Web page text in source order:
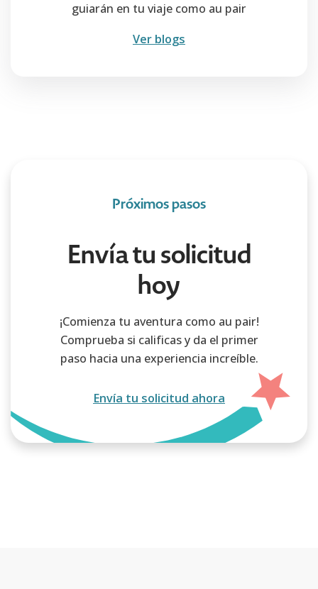
guiarán en tu viaje como au pair
Ver blogs
Próximos pasos
Envía tu solicitud
hoy
¡Comienza tu aventura como au pair!
Comprueba si calificas y da el primer
paso hacia una experiencia increíble.
Envía tu solicitud ahora